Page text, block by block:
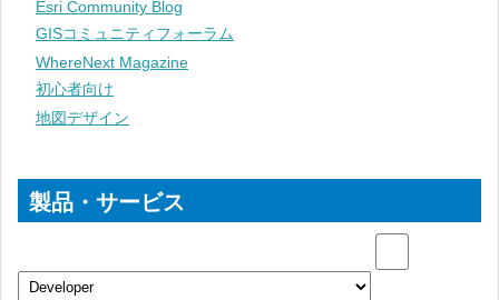
Esri Community Blog
GISコミュニティフォーラム
WhereNext Magazine
初心者向け
地図デザイン
製品・サービス